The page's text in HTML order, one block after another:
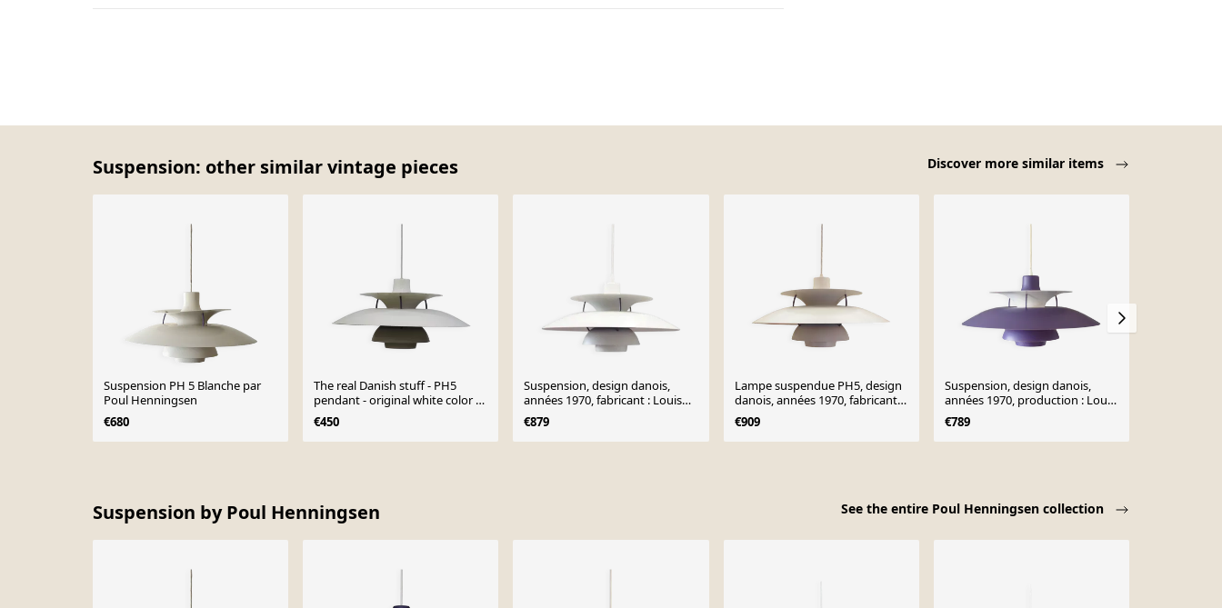
Suspension: other similar vintage pieces Discover more similar items
Suspension PH 5 Blanche par
Poul Henningsen
€680
The real Danish stuff - PH5
pendant - original white color -
Louis Poulsen
€450
Suspension, design danois,
années 1970, fabricant : Louis
Poulsen
€879
Lampe suspendue PH5, design
danois, années 1970, fabricant :
Louis Poulsen
€909
Suspension, design danois,
années 1970, production : Louis
Poulsen
€789
Suspension by Poul Henningsen See the entire Poul Henningsen collection